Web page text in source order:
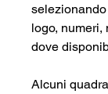
logo, numeri,
dove
Alcuni